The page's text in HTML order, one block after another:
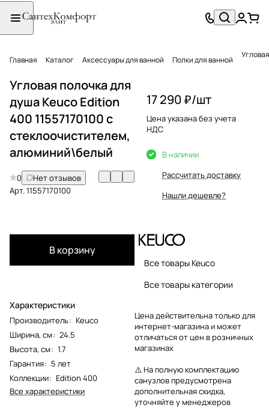
Главная Каталог Аксессуары для ванной Полки для ванной
Угловая полочка для
душа Keuco Edition
400 11557170100 с
стеклоочистителем,
алюминий\белый
0
Нет отзывов
Арт.11557170100
В корзину
Характеристики
Производитель: Keuco
Ширина, см: 24.5
Высота, см: 1.7
Гарантия: 5 лет
Коллекции: Edition 400
Все характеристики
17 290 ₽/шт
Цена указана без учета
НДС
В наличии
Рассчитать доставку
Нашли дешевле?
Все товары Keuco
Все товары категории
Цена действительна только для
интернет-магазина и может
отличаться от цен в розничных
магазинах
⚠️ На полную комплектацию
санузлов предусмотрена
дополнительная скидка,
уточняйте у менеджеров